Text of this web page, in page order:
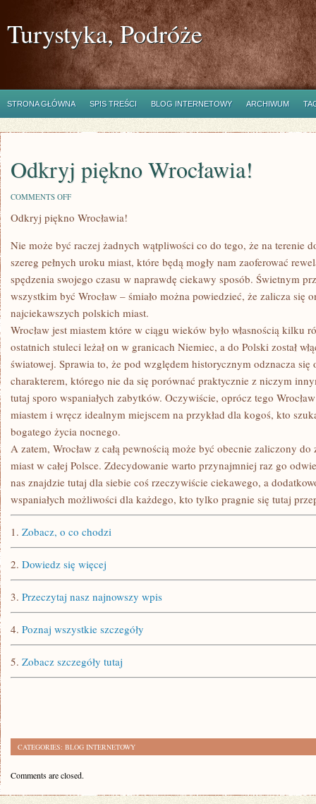
Turystyka, Podróże
STRONA GŁÓWNA SPIS TREŚCI BLOG INTERNETOWY ARCHIWUM
Odkryj piękno Wrocławia!
COMMENTS OFFON
PIĘKNO
Odkryj piękno Wrocławia!
Nie może być raczej żadnych wątpliwości co do tego, że na terenie
szereg pełnych uroku miast, które będą mogły nam zaoferować
spędzenia swojego czasu w naprawdę ciekawy sposób. Świetnym
wszystkim być Wrocław – śmiało można powiedzieć, że zalicza się
najciekawszych polskich miast.
Wrocław jest miastem które w ciągu wieków było własnością kilku
ostatnich stuleci leżał on w granicach Niemiec, a do Polski został
światowej. Sprawia to, że pod względem historycznym odznacza
charakterem, którego nie da się porównać praktycznie z niczym
tutaj sporo wspaniałych zabytków. Oczywiście, oprócz tego
miastem i wręcz idealnym miejscem na przykład dla kogoś, kto
bogatego życia nocnego.
A zatem, Wrocław z całą pewnością może być obecnie zaliczony
miast w całej Polsce. Zdecydowanie warto przynajmniej raz go
nas znajdzie tutaj dla siebie coś rzeczywiście ciekawego, a
wspaniałych możliwości dla każdego, kto tylko pragnie się tutaj
1. Zobacz, o co chodzi
2. Dowiedz się więcej
3. Przeczytaj nasz najnowszy wpis
4. Poznaj wszystkie szczegóły
5. Zobacz szczegóły tutaj
CATEGORIES: BLOG INTERNETOWY
Comments are closed.